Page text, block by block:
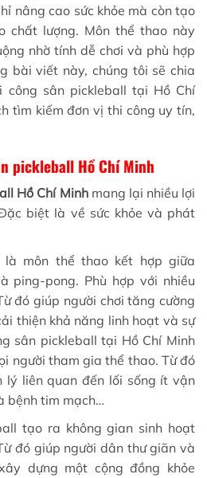
nâng cao sức khỏe mà còn tạo
chất lượng. Môn thể thao này
nhờ tính dễ chơi và phù hợp
bài viết này, chúng tôi sẽ chia
công sân pickleball tại Hồ Chí
tìm kiếm đơn vị thi công uy tín,
pickleball Hồ Chí Minh
Hồ Chí Minhmang lại nhiều lợi
biệt là về sức khỏe và phát
là môn thể thao kết hợp giữa
ping-pong. Phù hợp với nhiều
đó giúp người chơi tăng cường
thiện khả năng linh hoạt và sự
sân pickleball tại Hồ Chí Minh
người tham gia thể thao. Từ đó
lý liên quan đến lối sống ít vận
bệnh tim mạch…
tạo ra không gian sinh hoạt
đó giúp người dân thư giãn và
dựng một cộng đồng khỏe